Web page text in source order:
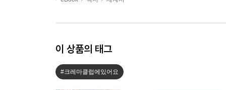
이 상품의 태그
#크레마클럽에있어요